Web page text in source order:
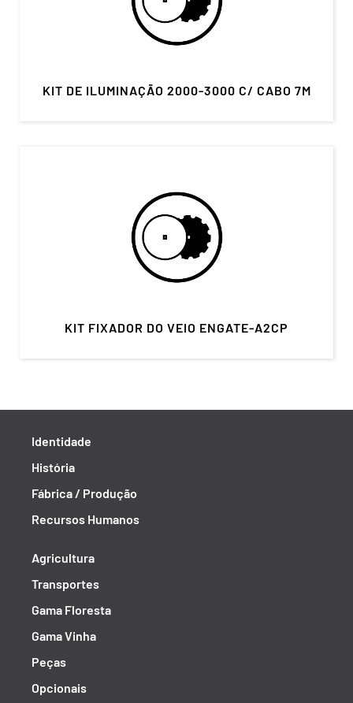
KIT DE ILUMINAÇÃO 2000-3000 C/ CABO 7M
KIT FIXADOR DO VEIO ENGATE-A2CP
Identidade
História
Fábrica / Produção
Recursos Humanos
Agricultura
Transportes
Gama Floresta
Gama Vinha
Peças
Opcionais